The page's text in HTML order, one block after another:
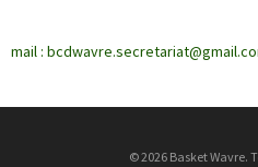
mail :
© 2026 Basket Wavre.